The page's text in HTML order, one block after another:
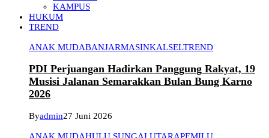
KAMPUS
HUKUM
TREND
ANAK MUDABANJARMASINKALSELTREND
PDI Perjuangan Hadirkan Panggung Rakyat, 19
Musisi Jalanan Semarakkan Bulan Bung Karno
2026
Byadmin27 Juni 2026